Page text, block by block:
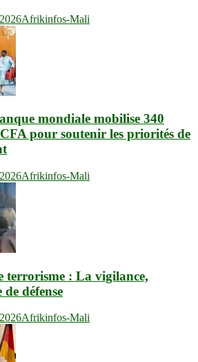
Afrikinfos-Mali
mondiale mobilise 340
pour soutenir les priorités de
Afrikinfos-Mali
terrorisme : La vigilance,
défense
Afrikinfos-Mali